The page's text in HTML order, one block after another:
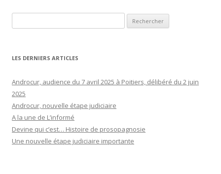
LES DERNIERS ARTICLES
Androcur, audience du 7 avril 2025 à Poitiers, délibéré du 2 juin
2025
Androcur, nouvelle étape judiciaire
A la une de L’informé
Devine qui c’est… Histoire de prosopagnosie
Une nouvelle étape judiciaire importante